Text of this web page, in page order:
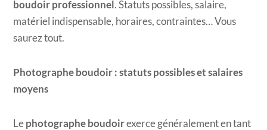
boudoir professionnel . Statuts possibles, salaire,
matériel indispensable, horaires, contraintes… Vous
saurez tout.
Photographe boudoir : statuts possibles et salaires
moyens
Le photographe boudoirexerce généralement en tant